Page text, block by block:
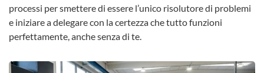
processi per smettere di essere l’unico risolutore di problemi
e iniziare a delegare con la certezza che tutto funzioni
perfettamente, anche senza di te.